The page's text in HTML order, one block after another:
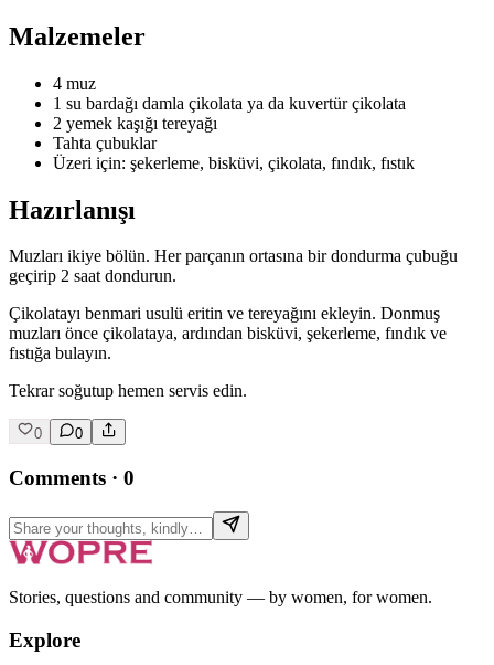
Malzemeler
4 muz
1 su bardağı damla çikolata ya da kuvertür çikolata
2 yemek kaşığı tereyağı
Tahta çubuklar
Üzeri için: şekerleme, bisküvi, çikolata, fındık, fıstık
Hazırlanışı
Muzları ikiye bölün. Her parçanın ortasına bir dondurma çubuğu
geçirip 2 saat dondurun.
Çikolatayı benmari usulü eritin ve tereyağını ekleyin. Donmuş
muzları önce çikolataya, ardından bisküvi, şekerleme, fındık ve
fıstığa bulayın.
Tekrar soğutup hemen servis edin.
0 0
Comments · 0
Stories, questions and community — by women, for women.
Explore